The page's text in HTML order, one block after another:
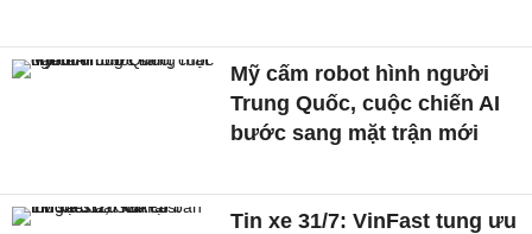
Mỹ cấm robot hình người
Trung Quốc, cuộc chiến AI
bước sang mặt trận mới
Tin xe 31/7: VinFast tung ưu